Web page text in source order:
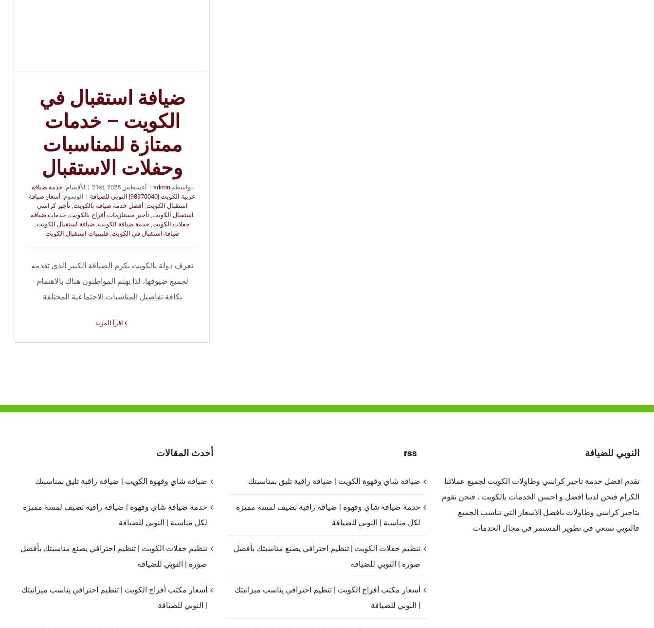
ضيافة استقبال في
الكويت – خدمات
ممتازة للمناسبات
وحفلات الاستقبال
بواسطةadmin
| أغسطس 21st, 2025 | الأقسام: خدمة ضيافة
عربية الكويت |98970040| النوبي للضيافة
| الوسوم: أسعار ضيافة
استقبال الكويت أفضل خدمة ضيافة بالكويت ,تأجير كراسي
استقبال الكويت, تأجير مستلزمات أفراح بالكويت, خدمات ضيافة
حفلات الكويت خدمة ضيافة الكويت ضيافة استقبال الكويت
ضيافة استقبال في الكويت ,فلبينيات استقبال الكويت
تعرف دولة بالكويت بكرم الضيافة الكبير الذي تقدمه
لجميع ضيوفها، لذا يهتم المواطنون هناك بالاهتمام
بكافة تفاصيل المناسبات الاجتماعية المختلفة
‫اقرأ المزيد
النوبي للضيافة
تقدم افضل خدمة تاجير كراسي وطاولات الكويت لجميع عملائنا
الكرام فنحن لدينا افضل و احسن الخدمات بالكويت ، فنحن نقوم
بتاجير كراسي وطاولات بافضل الاسعار التي تناسب الجميع
فالنوبي تسعي في تطوير المستمر في مجال الخدمات
rss
ضيافة شاي وقهوة الكويت | ضيافة راقية تليق بمناسبتك
خدمة ضيافة شاي وقهوة | ضيافة راقية تضيف لمسة مميزة
لكل مناسبة | النوبي للضيافة
تنظيم حفلات الكويت | تنظيم احترافي يصنع مناسبتك بأفضل
صورة | النوبي للضيافة
أسعار مكتب أفراح الكويت | تنظيم احترافي يناسب ميزانيتك
| النوبي للضيافة
أحدث المقالات
ضيافة شاي وقهوة الكويت | ضيافة راقية تليق بمناسبتك
خدمة ضيافة شاي وقهوة | ضيافة راقية تضيف لمسة مميزة
لكل مناسبة | النوبي للضيافة
تنظيم حفلات الكويت | تنظيم احترافي يصنع مناسبتك بأفضل
صورة | النوبي للضيافة
أسعار مكتب أفراح الكويت | تنظيم احترافي يناسب ميزانيتك
| النوبي للضيافة